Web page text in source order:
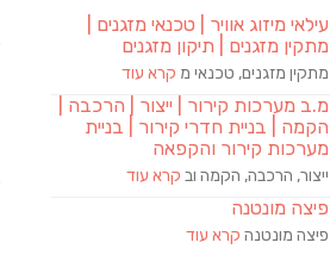
עילאי מיזוג אוויר | טכנאי מזגנים |
מתקין מזגנים | תיקון מזגנים
מתקין מזגנים, טכנאי מ קרא עוד
מ.ב מערכות קירור | ייצור | הרכבה |
הקמה | בניית חדרי קירור | בניית
מערכות קירור והקפאה
ייצור, הרכבה, הקמה וב קרא עוד
פיצה מונטנה
פיצה מונטנה קרא עוד